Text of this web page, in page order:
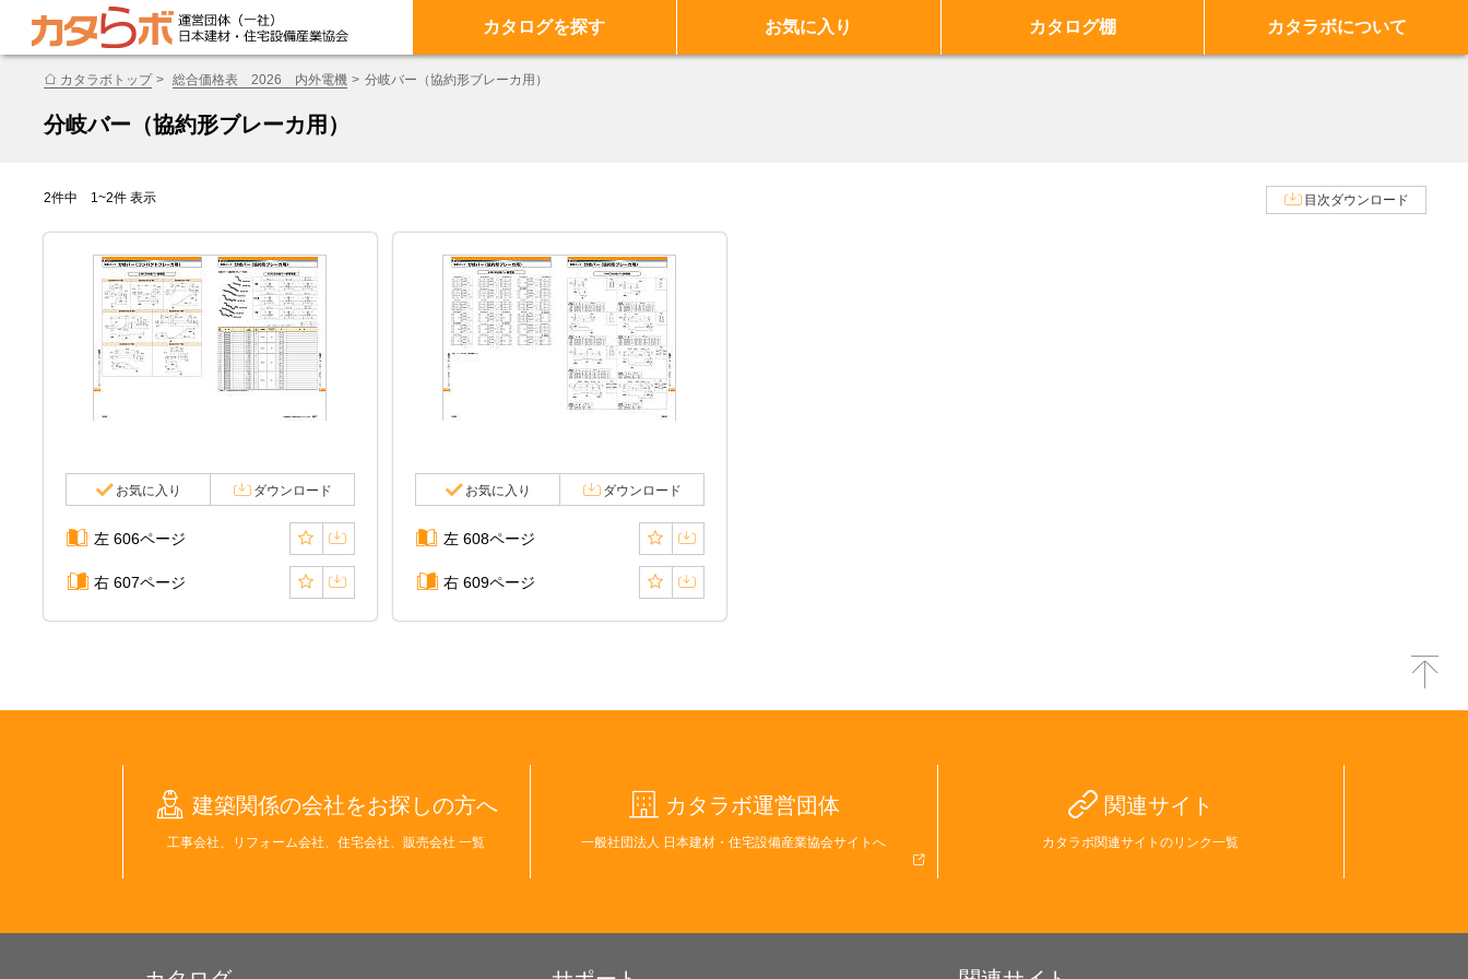
カタログを探す お気に入り カタログ棚 カタラボについて
カタラボトップ 総合価格表 2026 内外電機 分岐バー（協約形ブレーカ用）
分岐バー（協約形ブレーカ用）
2件中 1~2件 表示 目次ダウンロード
お気に入り ダウンロード
左 606ページ
右 607ページ
お気に入り ダウンロード
左 608ページ
右 609ページ
建築関係の会社をお探しの方へ
工事会社、リフォーム会社、住宅会社、販売会社 一覧
カタラボ運営団体
一般社団法人 日本建材・住宅設備産業協会サイトへ
関連サイト
カタラボ関連サイトのリンク一覧